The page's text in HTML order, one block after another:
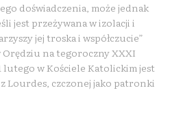
doświadczenia, może jednak
jest przeżywana w izolacji i
jej troska i współczucie”
Orędziu na tegoroczny XXXI
lutego w Kościele Katolickim jest
Lourdes, czczonej jako patronki